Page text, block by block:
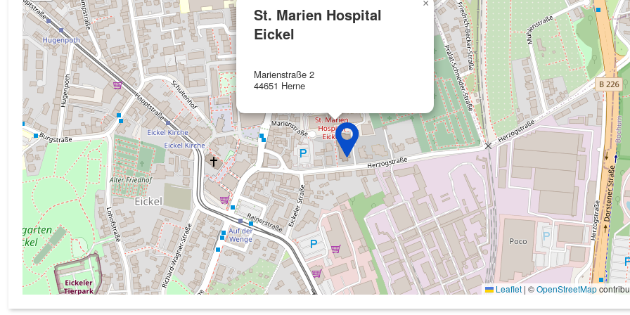
St. Marien Hospital
Eickel
Marienstraße 2
44651 Herne
×
Leaflet | ©OpenStreetMap